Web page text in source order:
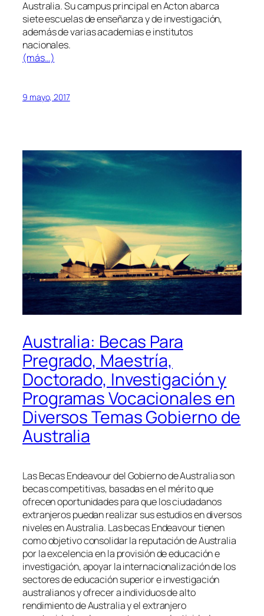
Australia. Su campus principal en Acton abarca
siete escuelas de enseñanza y de investigación,
además de varias academias e institutos
nacionales.
(más…)
9 mayo, 2017
Australia: Becas Para
Pregrado, Maestría,
Doctorado, Investigación y
Programas Vocacionales en
Diversos Temas Gobierno de
Australia
Las Becas Endeavour del Gobierno de Australia son
becas competitivas, basadas en el mérito que
ofrecen oportunidades para que los ciudadanos
extranjeros puedan realizar sus estudios en diversos
niveles en Australia. Las becas Endeavour tienen
como objetivo consolidar la reputación de Australia
por la excelencia en la provisión de educación e
investigación, apoyar la internacionalización de los
sectores de educación superior e investigación
australianos y ofrecer a individuos de alto
rendimiento de Australia y el extranjero